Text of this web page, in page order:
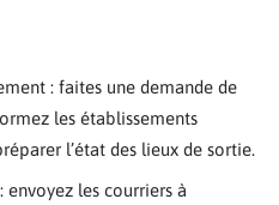
: faites une demande de
les établissements
l’état des lieux de sortie.
envoyez les courriers à